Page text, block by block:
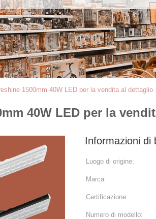
1500mm 40W LED per la vendita al dettaglio
40W LED per la
Informazioni di
Luogo di origine:
Marca:
Certificazione:
Numero di modello: